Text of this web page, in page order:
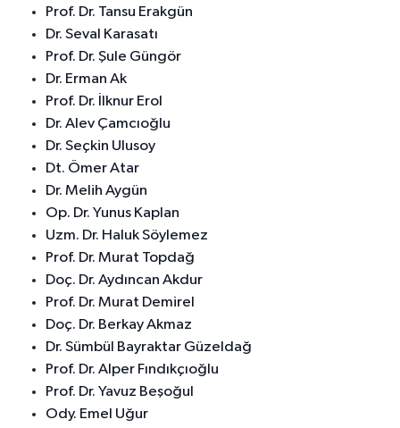
Prof. Dr. Tansu Erakgün
Dr. Seval Karasatı
Prof. Dr. Şule Güngör
Dr. Erman Ak
Prof. Dr. İlknur Erol
Dr. Alev Çamcıoğlu
Dr. Seçkin Ulusoy
Dt. Ömer Atar
Dr. Melih Aygün
Op. Dr. Yunus Kaplan
Uzm. Dr. Haluk Söylemez
Prof. Dr. Murat Topdağ
Doç. Dr. Aydıncan Akdur
Prof. Dr. Murat Demirel
Doç. Dr. Berkay Akmaz
Dr. Sümbül Bayraktar Güzeldağ
Prof. Dr. Alper Fındıkçıoğlu
Prof. Dr. Yavuz Beşoğul
Ody. Emel Uğur